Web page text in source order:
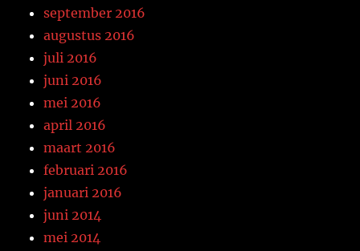
september 2016
augustus 2016
juli 2016
juni 2016
mei 2016
april 2016
maart 2016
februari 2016
januari 2016
juni 2014
mei 2014